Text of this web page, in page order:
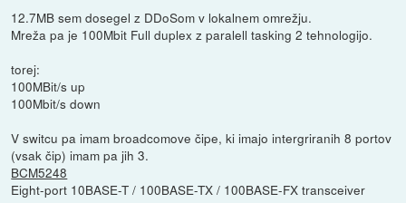
12.7MB sem dosegel z DDoSom v lokalnem omrežju.
Mreža pa je 100Mbit Full duplex z paralell tasking 2 tehnologijo.
torej:
100MBit/s up
100Mbit/s down
V switcu pa imam broadcomove čipe, ki imajo intergriranih 8 portov
(vsak čip) imam pa jih 3.
BCM5248
Eight-port 10BASE-T / 100BASE-TX / 100BASE-FX transceiver